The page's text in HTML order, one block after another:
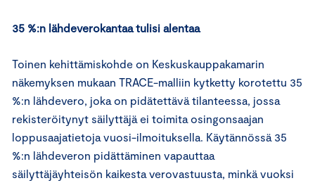
35 %:n lähdeverokantaa tulisi alentaa
Toinen kehittämiskohde on Keskuskauppakamarin
näkemyksen mukaan TRACE-malliin kytketty korotettu 35
%:n lähdevero, joka on pidätettävä tilanteessa, jossa
rekisteröitynyt säilyttäjä ei toimita osingonsaajan
loppusaajatietoja vuosi-ilmoituksella. Käytännössä 35
%:n lähdeveron pidättäminen vapauttaa
säilyttäjäyhteisön kaikesta verovastuusta, minkä vuoksi